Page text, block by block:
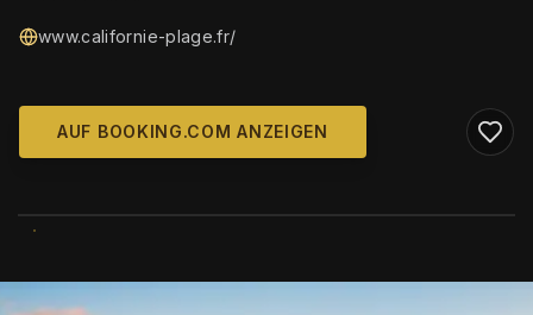
www.californie-plage.fr/
AUF BOOKING.COM ANZEIGEN